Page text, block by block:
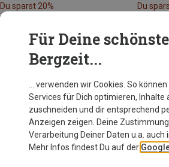
Du sparst 20% Du
Andere Kunden kauften auch
Für Deine schönste
Bergzeit...
… verwenden wir Cookies. So
Services für Dich optimieren, Inhalte
zuschneiden und dir entsprechend
Anzeigen zeigen. Deine
Verarbeitung Deiner Daten u.a. auch
Mehr Infos findest Du auf der